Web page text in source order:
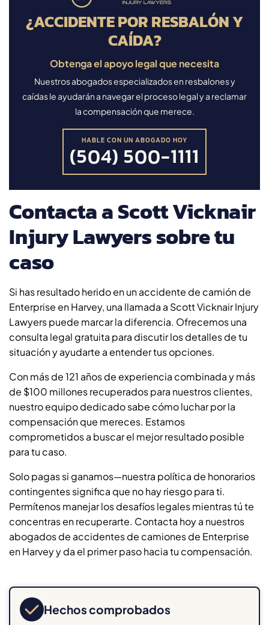
¿ACCIDENTE POR RESBALÓN Y
CAÍDA?
Obtenga el apoyo legal que necesita
Nuestros abogados especializados en resbalones y
caídas le ayudarán a navegar el proceso legal y a reclamar
la compensación que merece.
HABLE CON UN ABOGADO HOY
(504) 500-1111
Contacta a Scott Vicknair
Injury Lawyers sobre tu
caso
Si has resultado herido en un accidente de camión de
Enterprise en Harvey, una llamada a Scott Vicknair Injury
Lawyers puede marcar la diferencia. Ofrecemos una
consulta legal gratuita para discutir los detalles de tu
situación y ayudarte a entender tus opciones.
Con más de 121 años de experiencia combinada y más
de $100 millones recuperados para nuestros clientes,
nuestro equipo dedicado sabe cómo luchar por la
compensación que mereces. Estamos
comprometidos a buscar el mejor resultado posible
para tu caso.
Solo pagas si ganamos—nuestra política de honorarios
contingentes significa que no hay riesgo para ti.
Permítenos manejar los desafíos legales mientras tú te
concentras en recuperarte. Contacta hoy a nuestros
abogados de accidentes de camiones de Enterprise
en Harvey y da el primer paso hacia tu compensación.
Hechos comprobados